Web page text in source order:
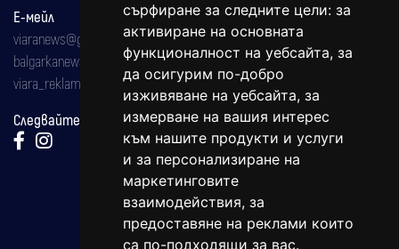
сърфиране за следните цели: за
активиране на основната
функционалност на уебсайта, за
да осигурим по-добро
изживяване на уебсайта, за
измерване на вашия интерес
към нашите продукти и услуги
и за персонализиране на
маркетинговите
взаимодействия, за
предоставяне на реклами които
са по-подходящи за вас.
Е-мейл
viaranews@gmail.com
balgarkanews@gmail.com
viara_reklama@mail.bg
Следвайте ни: